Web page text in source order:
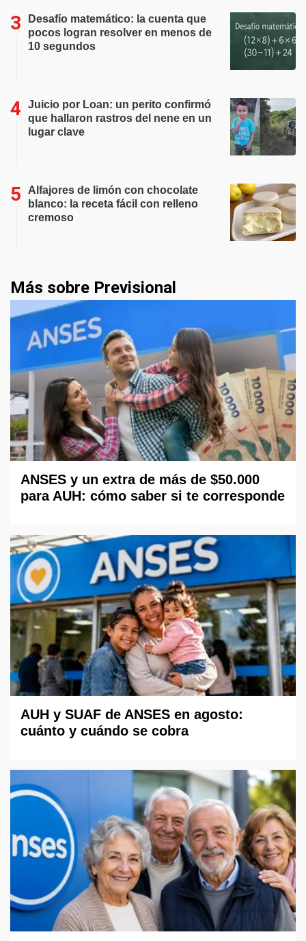
Desafío matemático: la cuenta que
pocos logran resolver en menos de
10 segundos
Juicio por Loan: un perito confirmó
que hallaron rastros del nene en un
lugar clave
Alfajores de limón con chocolate
blanco: la receta fácil con relleno
cremoso
Más sobre Previsional
ANSES y un extra de más de $50.000
para AUH: cómo saber si te corresponde
AUH y SUAF de ANSES en agosto:
cuánto y cuándo se cobra